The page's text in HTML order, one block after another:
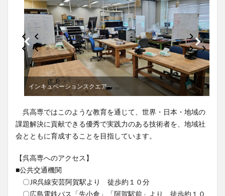
インキュベーションスクエア
呉高専ではこのような教育を通じて、世界・日本・地域の
課題解決に貢献できる優秀で実践力のある技術者を、地域社
会とともに育成することを目指しています。
【呉高専へのアクセス】
■公共交通機関
〇JR呉線安芸阿賀駅より 徒歩約１０分
〇広島電鉄バス「先小倉」「阿賀駅前」より 徒歩約１０